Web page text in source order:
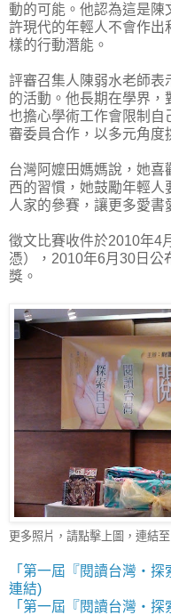
動的可能。他認為這是陳
許現代的年輕人不會作出
樣的行動潛能。
評審召集人陳弱水老師表
的活動。他長期在學界，
也擔心學術工作會限制自
審委員合作，以多元角度
台灣阿嬤田媽媽說，她喜
西的習慣，她鼓勵年輕人
人家的參賽，讓更多愛書
徵文比賽收件於2010年4
憑），2010年6月30日公
獎。
更多照片，請點擊上圖，連結至
「第一屆『閱讀台灣‧探
連結)
「第一屆『閱讀台灣‧探